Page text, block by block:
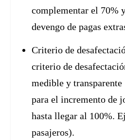
complementar el 70%
devengo de pagas
Criterio de
criterio de
medible y transparente
para el incremento de
hasta llegar al 100%.
pasajeros).